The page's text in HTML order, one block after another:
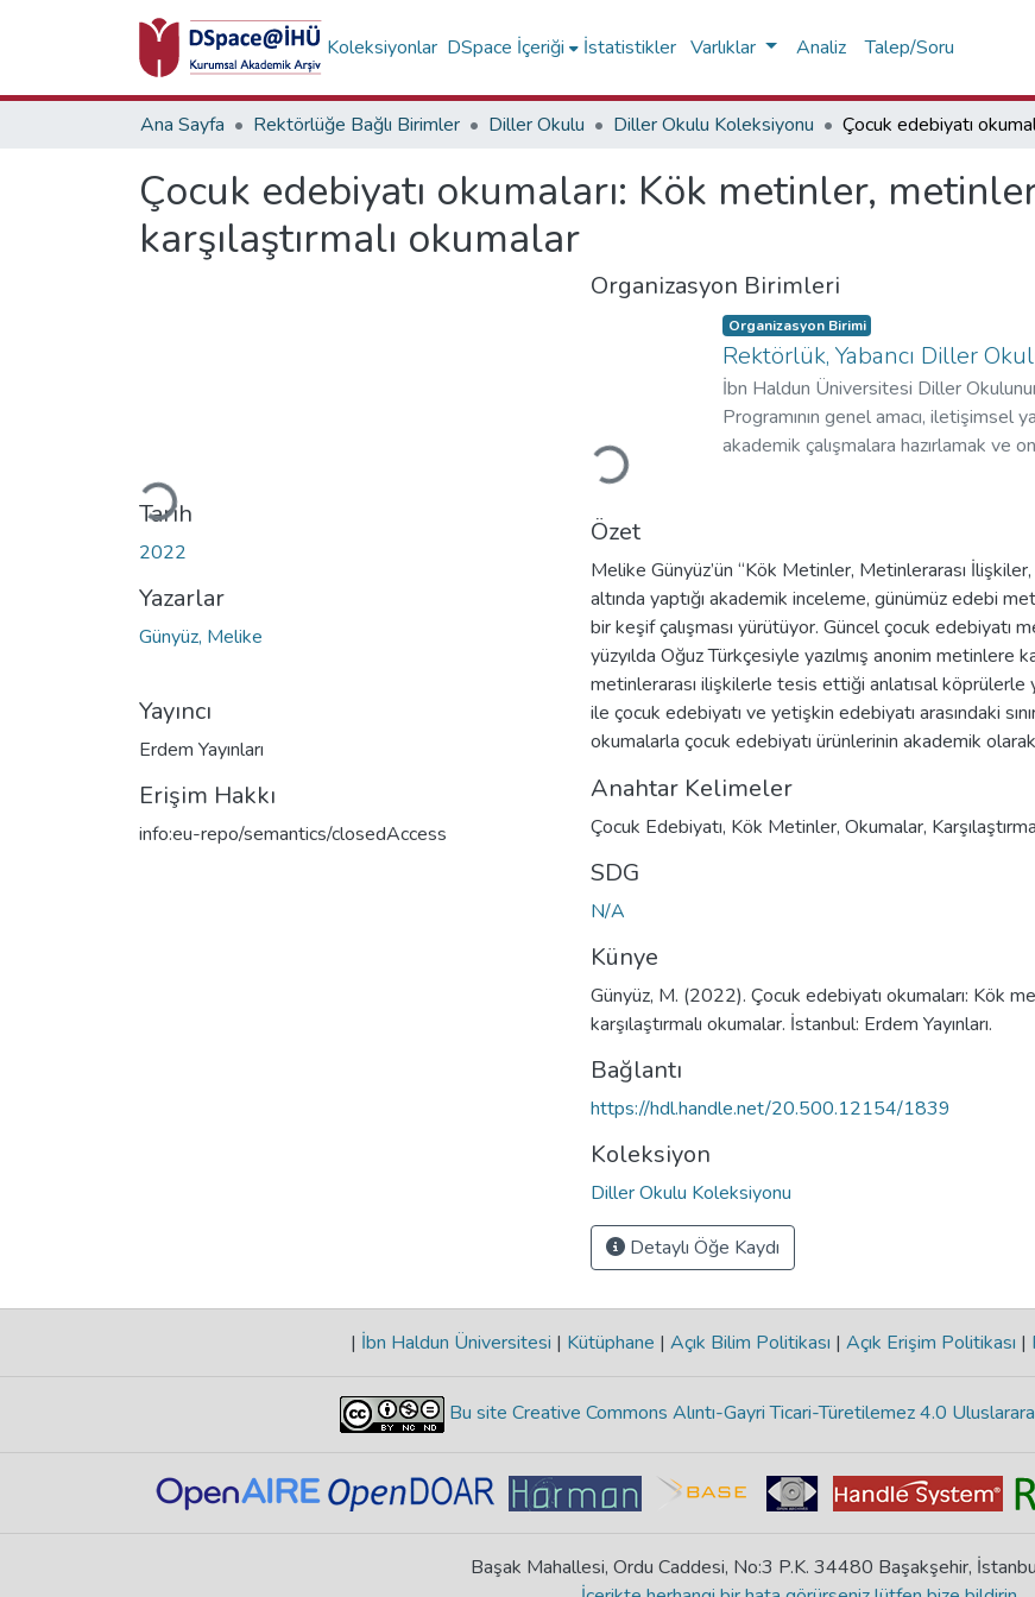
Koleksiyonlar DSpace İçeriği İstatistikler Varlıklar Analiz Talep/Soru
Ana Sayfa Rektörlüğe Bağlı Birimler Diller Okulu Diller Okulu Koleksiyonu
Çocuk edebiyatı okumaları: Kök metinler,
karşılaştırmalı okumalar
Yükleniyor...
Tarih
2022
Yazarlar
Günyüz, Melike
Yayıncı
Erdem Yayınları
Erişim Hakkı
info:eu-repo/semantics/closedAccess
Organizasyon Birimleri
Yükleniyor...
Organizasyon Birimi
Rektörlük, Yabancı Diller
İbn Haldun Üniversitesi Diller
Programının genel amacı, iletişimsel
akademik çalışmalara hazırlamak ve
Sistem uygulanması uygun
Uygulamaya konulan Modüler
öğrencilerin devam edecekleri
becerilerine ulaşmalarını sağlar ve dil
yardımcı olur.
Özet
Melike Günyüz’ün “Kök Metinler, Metinlerarası İlişkiler,
altında yaptığı akademik inceleme, günümüz edebi
bir keşif çalışması yürütüyor. Güncel çocuk edebiyatı
yüzyılda Oğuz Türkçesiyle yazılmış anonim metinlere
metinlerarası ilişkilerle tesis ettiği anlatısal köprülerle
ile çocuk edebiyatı ve yetişkin edebiyatı arasındaki
okumalarla çocuk edebiyatı ürünlerinin akademik
Anahtar Kelimeler
Çocuk Edebiyatı, Kök Metinler, Okumalar,
SDG
N/A
Künye
Günyüz, M. (2022). Çocuk edebiyatı okumaları: Kök
karşılaştırmalı okumalar. İstanbul: Erdem Yayınları.
Bağlantı
https://hdl.handle.net/20.500.12154/1839
Koleksiyon
Diller Okulu Koleksiyonu
Detaylı Öğe Kaydı
| İbn Haldun Üniversitesi | Kütüphane | Açık Bilim Politikası | Açık Erişim Politikası |
Bu site Creative Commons Alıntı-Gayri Ticari-Türetilemez 4.0
Başak Mahallesi, Ordu Caddesi, No:3 P.K. 34480 Başakşehir,